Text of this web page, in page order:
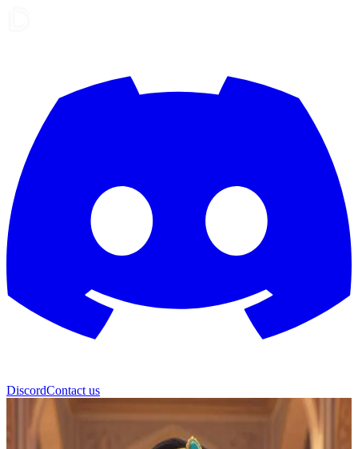
DiscordContact us